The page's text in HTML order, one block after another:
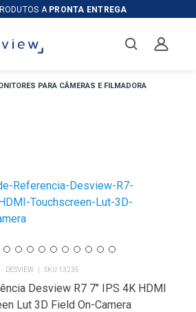
A PRONTA ENTREGA
PARA CÂMERAS E FILMADORA
DESVIEW 13235
Desview R7 7" IPS 4K HDMI
Lut 3D Field On-Camera